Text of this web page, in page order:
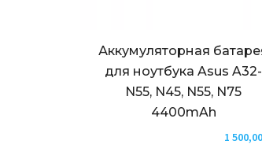
Аккумуляторная
для ноутбука Asus A32-
N55, N45, N55, N75
4400mAh
1